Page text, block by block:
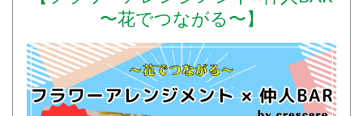
〜花でつながる〜】